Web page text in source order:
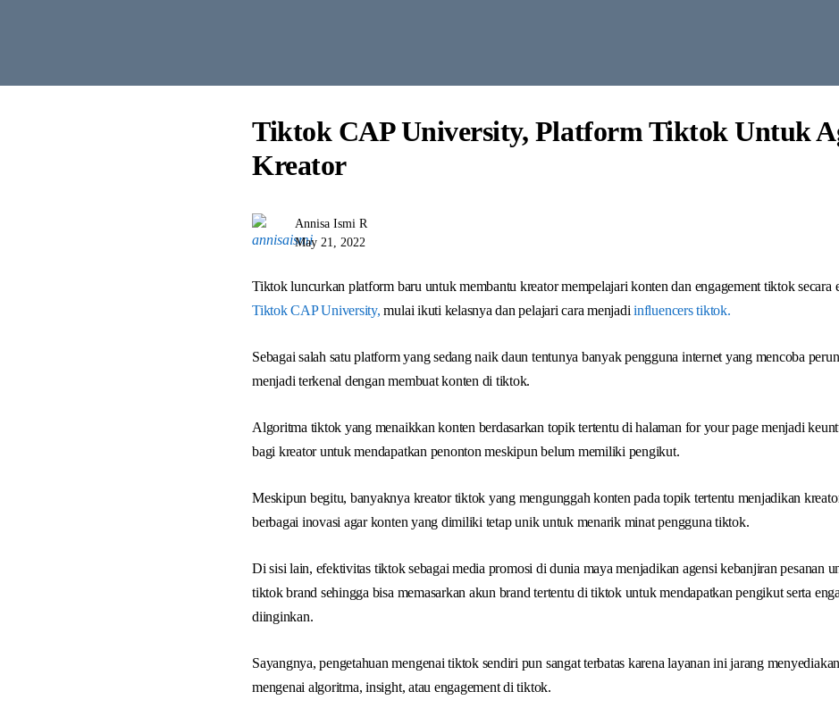
Tiktok CAP University, Platform Tiktok Untuk
Kreator
Annisa Ismi R
May 21, 2022
Tiktok luncurkan platform baru untuk membantu kreator mempelajari konten dan engagement tiktok secara
Tiktok CAP University,mulai ikuti kelasnya dan pelajari cara menjadiinfluencers tiktok.
Sebagai salah satu platform yang sedang naik daun tentunya banyak pengguna internet yang mencoba
menjadi terkenal dengan membuat konten di tiktok.
Algoritma tiktok yang menaikkan konten berdasarkan topik tertentu di halaman for your page menjadi
bagi kreator untuk mendapatkan penonton meskipun belum memiliki pengikut.
Meskipun begitu, banyaknya kreator tiktok yang mengunggah konten pada topik tertentu menjadikan
berbagai inovasi agar konten yang dimiliki tetap unik untuk menarik minat pengguna tiktok.
Di sisi lain, efektivitas tiktok sebagai media promosi di dunia maya menjadikan agensi kebanjiran pesanan
tiktok brand sehingga bisa memasarkan akun brand tertentu di tiktok untuk mendapatkan pengikut serta
diinginkan.
Sayangnya, pengetahuan mengenai tiktok sendiri pun sangat terbatas karena layanan ini jarang
mengenai algoritma, insight, atau engagement di tiktok.